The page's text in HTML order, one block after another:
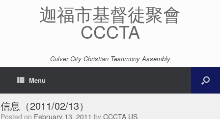
迦福市基督徒聚會
CCCTA
Culver City Christian Testimony Assembly
Menu
信息（2011/02/13）
Posted on February 13, 2011 by CCCTA US